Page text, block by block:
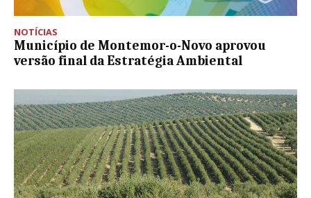
NOTÍCIAS
Município de Montemor-o-Novo aprovou
versão final da Estratégia Ambiental